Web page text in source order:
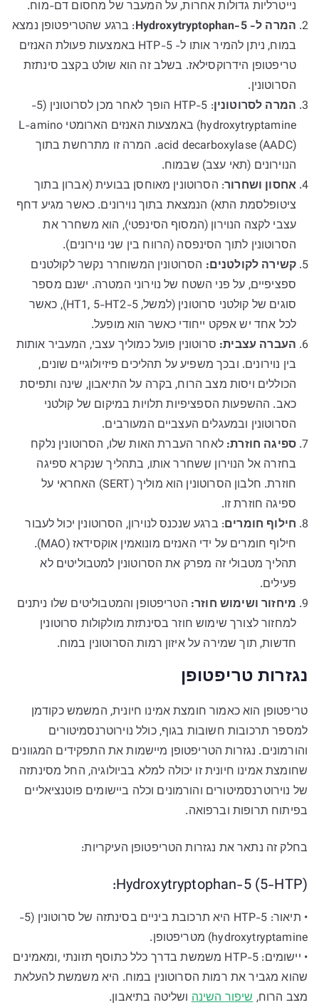
נייטרליות גדולות אחרות, על המעבר של מחסום דם-מוח.
המרה ל- 5-Hydroxytryptophan
: ברגע שהטריפטופן נמצא
במוח, ניתן להמיר אותו ל- 5-HTP באמצעות פעולת האנזים
טריפטופן הידרוקסילאז. בשלב זה הוא שולט בקצב סינתזת
הסרוטונין.
המרה לסרוטונין
: 5-HTP הופך לאחר מכן לסרוטונין (5-
hydroxytryptamine) באמצעות האנזים הארומטי L-amino
acid decarboxylase (AADC). המרה זו מתרחשת בתוך
הנוירונים (תאי עצב) שבמוח.
אחסון ושחרור: הסרוטונין מאוחסן בבועית (אברון בתוך
ציטופלסמת התא) הנמצאת בתוך נוירונים. כאשר מגיע דחף
עצבי לקצה הנוירון (המסוף הסינפטי), הוא משחרר את
הסרוטונין לתוך הסינפסה (הרווח בין שני נוירונים).
קשירה לקולטנים: הסרוטונין המשוחרר נקשר לקולטנים
ספציפיים, על פני השטח של נוירוני המטרה. ישנם מספר
סוגים של קולטני סרוטונין (למשל, 5-HT1, 5-HT2), כאשר
לכל אחד יש אפקט ייחודי כאשר הוא מופעל.
העברה עצבית: סרוטונין פועל כמוליך עצבי, המעביר אותות
בין נוירונים. ובכך משפיע על תהליכים פיזיולוגיים שונים,
הכוללים ויסות מצב הרוח, בקרה על התיאבון, שינה ותפיסת
כאב. ההשפעות הספציפיות תלויות במיקום של קולטני
הסרוטונין ובמעגלים העצביים המעורבים.
ספיגה חוזרת:לאחר העברת האות שלו, הסרוטונין נלקח
בחזרה אל הנוירון ששחרר אותו, בתהליך שנקרא ספיגה
חוזרת. חלבון הסרוטונין הוא מוליך (SERT) האחראי על
ספיגה חוזרת זו.
חילוף חומרים: ברגע שנכנס לנוירון, הסרוטונין יכול לעבור
חילוף חומרים על ידי האנזים מונואמין אוקסידאז (MAO).
תהליך מטבולי זה מפרק את הסרוטונין למטבוליטים לא
פעילים.
מיחזור ושימוש חוזר: הטריפטופן והמטבוליטים שלו ניתנים
למחזור לצורך שימוש חוזר בסינתזת מולקולות סרוטונין
חדשות, תוך שמירה על איזון רמות הסרוטונין במוח.
נגזרות טריפטופן
טריפטופן הוא כאמור חומצת אמינו חיונית, המשמש כקודמן
למספר תרכובות חשובות בגוף, כולל נוירוטרנסמיטורים
והורמונים. נגזרות הטריפטופן מיישמות את התפקידים המגוונים
שחומצת אמינו חיונית זו יכולה למלא בביולוגיה, החל מסינתזה
של נוירוטרנסמיטורים והורמונים וכלה ביישומים פוטנציאליים
בפיתוח תרופות וברפואה.
בחלק זה נתאר את נגזרות הטריפטופן העיקריות:
Hydroxytryptophan-5 (5-HTP):
• תיאור: 5-HTP היא תרכובת ביניים בסינתזה של סרוטונין (5-
hydroxytryptamine) מטריפטופן.
• יישומים: 5-HTP משמשת בדרך כלל כתוסף תזונתי ,ומאמינים
שהוא מגביר את רמות הסרוטונין במוח. היא משמשת להעלאת
מצב הרוח,שיפור השינהושליטה בתיאבון.